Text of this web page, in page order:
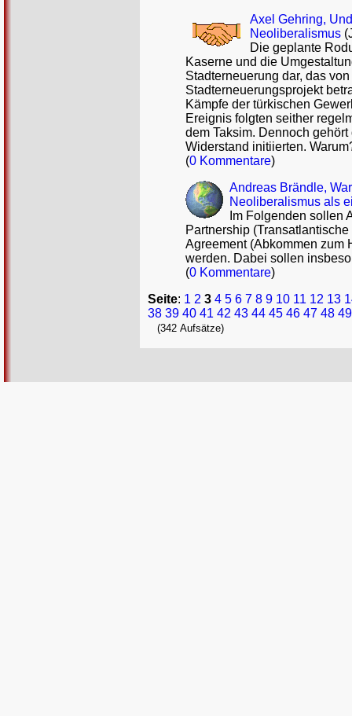
Axel Gehring,
Neoliberalismus
Die geplante
Kaserne und die
Stadterneuerung dar, das
Stadterneuerungsprojekt
Kämpfe der türkischen
Ereignis folgten seither
dem Taksim. Dennoch
Widerstand initiierten.
(0 Kommentare)
Andreas Brändle,
Neoliberalismus als
Im Folgenden sollen
Partnership
Agreement (Abkommen zum
werden. Dabei sollen
(0 Kommentare)
Seite: 1 2 3 4 5 6 7 8 9 10 11 12 13
38 39 40 41 42 43 44 45 46 47 48 49
(342 Aufsätze)